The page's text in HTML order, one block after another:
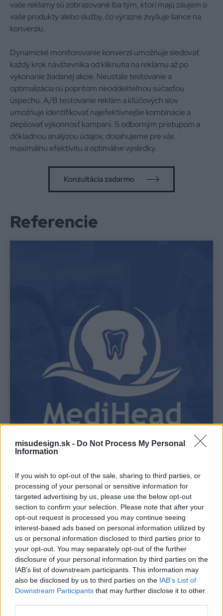
misudesign.sk - Do Not Process My Personal
Information
If you wish to opt-out of the sale, sharing to third parties, or
processing of your personal or sensitive information for
targeted advertising by us, please use the below opt-out
section to confirm your selection. Please note that after your
opt-out request is processed you may continue seeing
interest-based ads based on personal information utilized by
us or personal information disclosed to third parties prior to
your opt-out. You may separately opt-out of the further
disclosure of your personal information by third parties on the
IAB’s list of downstream participants. This information may
also be disclosed by us to third parties on the IAB’s List of
Downstream Participants that may further disclose it to other
vaše reklamy sú zobrazované iba tým, ktorí majú záujem o
vaše produkty alebo služby, čo výrazne zvyšuje šance na
konverziu.
Dynamické monitorovanie konverzií umožňuje sledovať
každý krok návštevníka od kliknutia na reklamu až po
vykonanie žiadanej akcie. Neustále testovanie a
optimalizácia sú popritom neoddeliteľnou súčasťou
úspechu. A/B testovanie reklám a kľúčových slov
umožňuje identifikovať najefektívnejšie kombinácie a
zlepšovať výkonnosť kampaní. S odborným prístupom a
dôkladnou analýzou údajov, dosahujeme pre vás
maximálnu efektivitu a optimálne výsledky.
Konzultácia zadarmo
Referencie